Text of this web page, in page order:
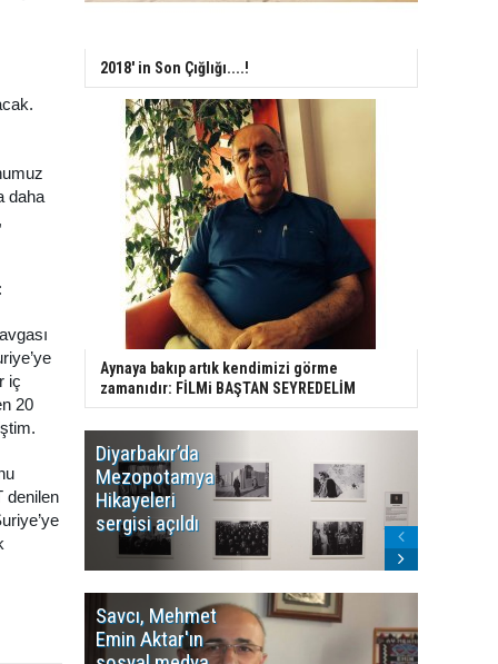
daha
iç
20
denilen
2018' in Son Çığlığı....!
Aynaya bakıp artık kendimizi görme
zamanıdır: FİLMi BAŞTAN SEYREDELİM
Diyarbakır’da
Mezopotamya
Hikayeleri
sergisi açıldı
Savcı, Mehmet
Emin Aktar'ın